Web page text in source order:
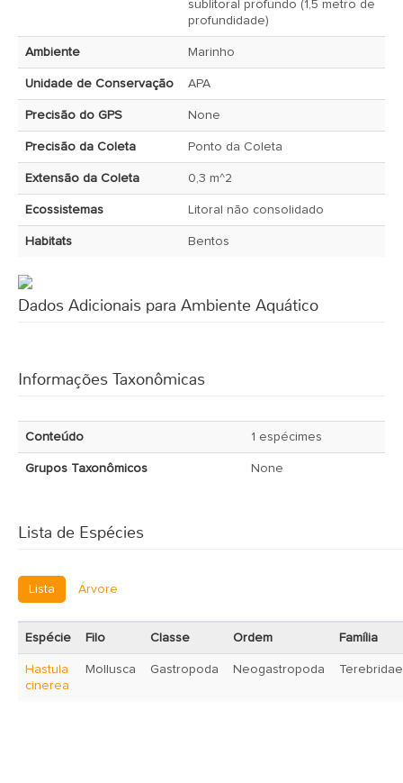
sublitoral profundo (1,5 metro de
profundidade)
Ambiente Marinho
Unidade de Conservação APA
Precisão do GPS None
Precisão da Coleta Ponto da Coleta
Extensão da Coleta 0,3 m^2
Ecossistemas Litoral não consolidado
Habitats Bentos
Dados Adicionais para Ambiente Aquático
Informações Taxonômicas
Conteúdo 1 espécimes
Grupos Taxonômicos None
Lista de Espécies
Lista Árvore
Espécie Filo Classe Ordem Família
Hastula
cinerea
Mollusca Gastropoda Neogastropoda Terebridae